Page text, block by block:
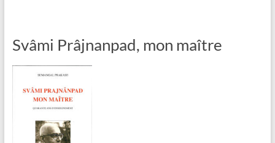
Svâmi Prâjnanpad, mon maître